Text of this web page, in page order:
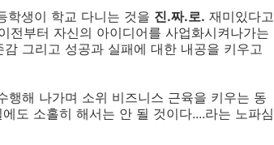
학생이 학교 다니는 것을 진.짜.로. 재미있다고
전부터 자신의 아이디어를 사업화시켜나가는
그리고 성공과 실패에 대한 내공을 키우고
행해 나가며 소위 비즈니스 근육을 키우는 동
도 소홀히 해서는 안 될 것이다....라는 노파심